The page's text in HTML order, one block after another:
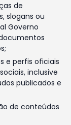
de
slogans ou
Governo
e perfis oficiais
inclusive
publicados e
de conteúdos